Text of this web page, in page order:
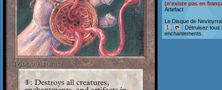
(n'existe pas en
Artefact
Le Disque de
: Détruisez tous
enchantements.